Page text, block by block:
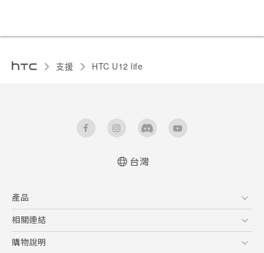
支援 HTC U12 life‎
台灣
產品
5G
智慧型手機
相關連結
HTC Research
購物說明